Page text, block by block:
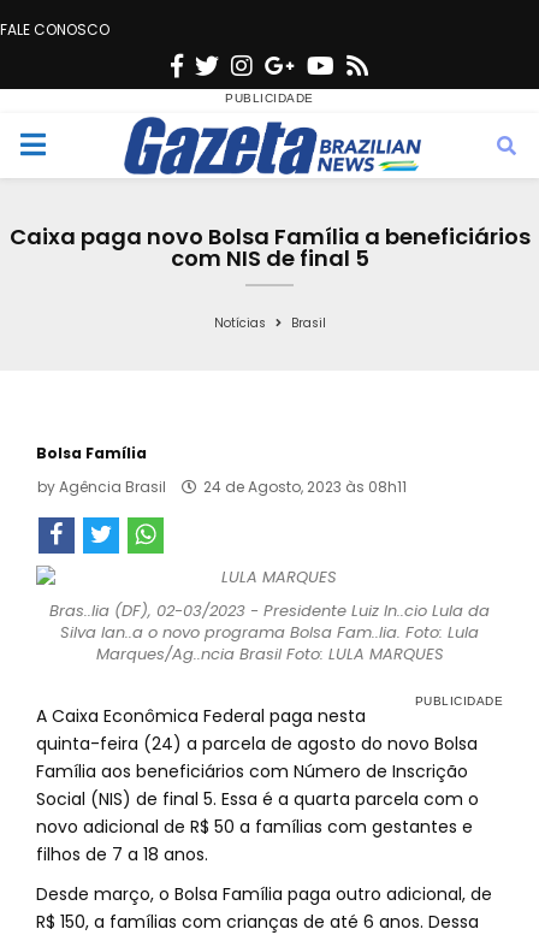
FALE CONOSCO
F
c
e
o
T
w
i
t
e
n
s
t
g
r
a
G
o
o
g
e
Y
u
t
b
s
M
Caixa paga novo Bolsa Família a beneficiários
com NIS de final 5
Notícias Brasil
Bolsa Família
byAgência Brasil 24 de Agosto, 2023 às 08h11
Bras..lia (DF), 02-03/2023 - Presidente Luiz In..cio Lula da
Silva lan..a o novo programa Bolsa Fam..lia. Foto: Lula
Marques/Ag..ncia Brasil Foto: LULA MARQUES
A Caixa Econômica Federal paga nesta
quinta-feira (24) a parcela de agosto do novo Bolsa
Família aos beneficiários com Número de Inscrição
Social (NIS) de final 5. Essa é a quarta parcela com o
novo adicional de R$ 50 a famílias com gestantes e
filhos de 7 a 18 anos.
Desde março, o Bolsa Família paga outro adicional, de
R$ 150, a famílias com crianças de até 6 anos. Dessa